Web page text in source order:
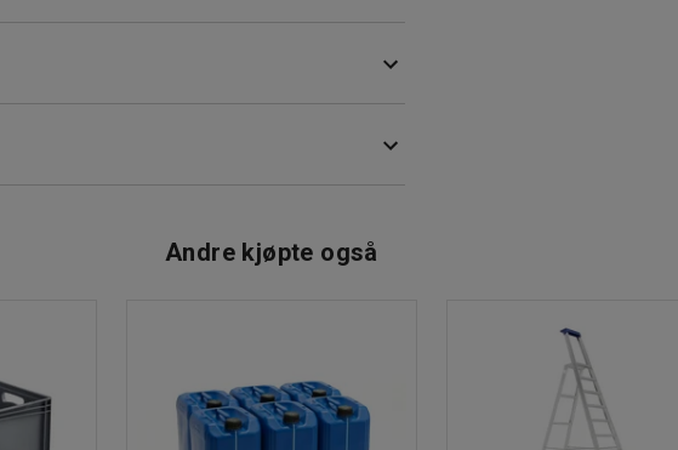
Andre kjøpte også